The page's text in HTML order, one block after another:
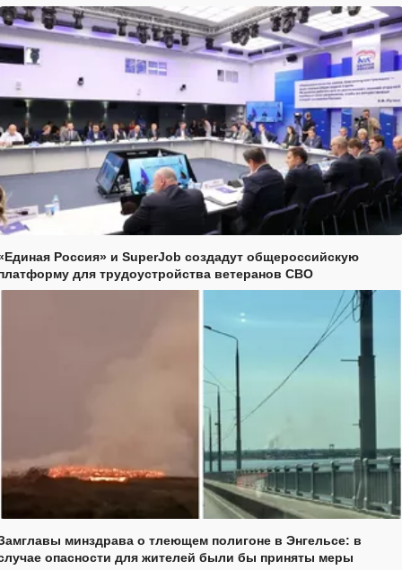
Россия» и SuperJob создадут общероссийскую
для трудоустройства ветеранов СВО
минздрава о тлеющем полигоне в Энгельсе: в
опасности для жителей были бы приняты меры